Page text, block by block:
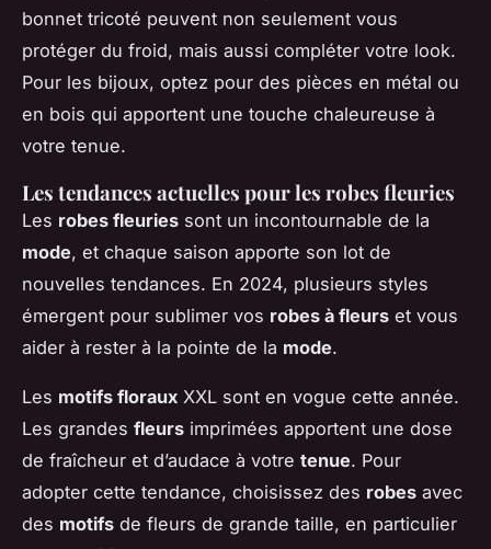
bonnet tricoté peuvent non seulement vous
protéger du froid, mais aussi compléter votre look.
Pour les bijoux, optez pour des pièces en métal ou
en bois qui apportent une touche chaleureuse à
votre tenue.
Les tendances actuelles pour les robes fleuries
Les robes fleuries sont un incontournable de la
mode, et chaque saison apporte son lot de
nouvelles tendances. En 2024, plusieurs styles
émergent pour sublimer vos robes à fleurs et vous
aider à rester à la pointe de la mode.
Les motifs floraux XXL sont en vogue cette année.
Les grandes fleurs imprimées apportent une dose
de fraîcheur et d’audace à votre tenue. Pour
adopter cette tendance, choisissez des robes avec
des motifs de fleurs de grande taille, en particulier